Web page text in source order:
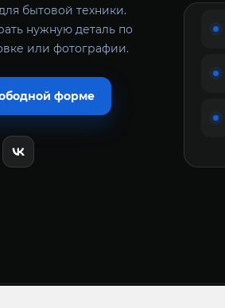
бытовой техники.
нужную деталь по
или фотографии.
форме